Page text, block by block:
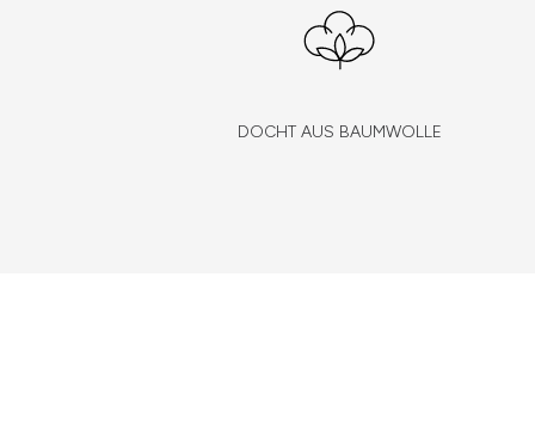
DOCHT AUS BAUMWOLLE